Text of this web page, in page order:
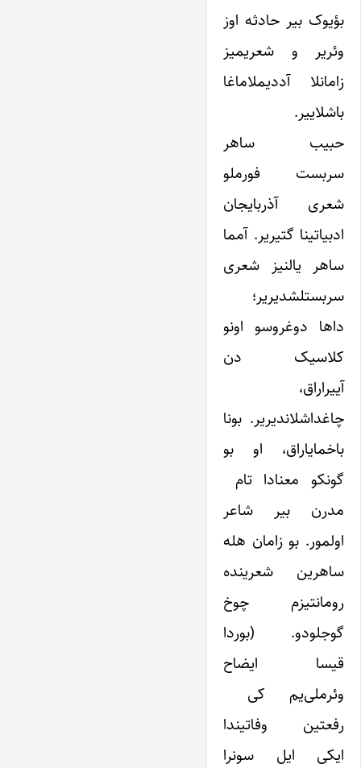
بؤیوک بیر حادثه اوز
وئریر و شعریمیز
زامانلا آددیملاماغا
باشلاییر.
حبیب ساهر
سربست فورملو
شعری آذربایجان
ادبیاتینا گتیریر. آمما
ساهر یالنیز شعری
سربستلشدیریر؛
داها دوغروسو اونو
کلاسیک دن
آییراراق،
چاغداشلاندیریر. بونا
باخمایاراق، او بو
گونکو معنادا تام
مدرن بیر شاعر
اولمور. بو زامان هله
ساهرین شعرینده
رومانتیزم چوخ
گوجلودو. (بوردا
قیسا ایضاح
وئرملی‌یم کی
رفعتین وفاتیندا
ایکی ایل سونرا